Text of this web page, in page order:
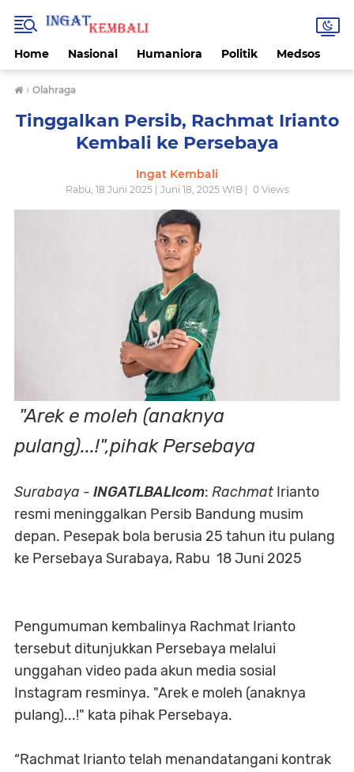
Home Nasional Humaniora Politik Medsos
› Olahraga
Tinggalkan Persib, Rachmat Irianto
Kembali ke Persebaya
Ingat Kembali
Rabu, 18 Juni 2025 | Juni 18, 2025 WIB | 0Views
"Arek e moleh (anaknya
pulang)...!",pihak Persebaya
Surabaya - INGATLBALIcom: Rachmat Irianto
resmi meninggalkan Persib Bandung musim
depan. Pesepak bola berusia 25 tahun itu pulang
ke Persebaya Surabaya, Rabu 18 Juni 2025
Pengumuman kembalinya Rachmat Irianto
tersebut ditunjukkan Persebaya melalui
unggahan video pada akun media sosial
Instagram resminya. "Arek e moleh (anaknya
pulang)...!" kata pihak Persebaya.
“Rachmat Irianto telah menandatangani kontrak